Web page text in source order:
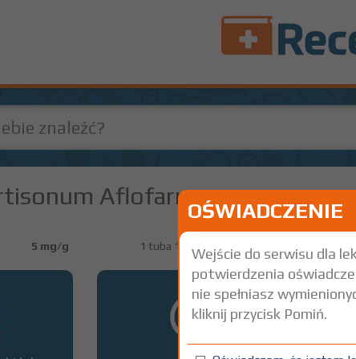
Aflofarm
5 mg/g 1 tuba 15 g Miejscowo
OŚWIADCZENIE
Wejście do serwisu dla
potwierdzenia
nie spełniasz
kliknij przycisk Pomiń.